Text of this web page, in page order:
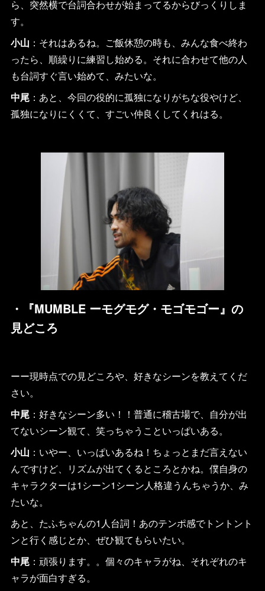
ら、突然横で台詞合わせが始まってるからびっくりしま
す。
小山 ：それはあるね。ご飯休憩の時も、みんな食べ終わ
ったら、順繰りに練習し始める。それに合わせて他の人
も台詞すぐ言い始めて、みたいな。
中尾：あと、今回の役的に孤独になりがちな役やけど、
孤独になりにくくて、すごい仲良くしてくれはる。
・『MUMBLE ーモグモグ・モゴモゴー』の
見どころ
ーー現時点での見どころや、好きなシーンを教えてくだ
さい。
中尾：好きなシーン多い！！普通に稽古場で、自分が出
てないシーン観て、笑っちゃうこといっぱいある。
小山 ：いやー、いっぱいあるね！ちょっとまだ言えない
んですけど、リズムが出てくるところとかね。僕自身の
キャラクターは1シーン1シーン人格違うんちゃうか、み
たいな。
あと、たふちゃんの1人台詞！あのテンポ感でトントント
ンと行く感じとか、ぜひ観てもらいたい。
中尾：頑張ります。。個々のキャラがね、それぞれのキ
ャラが面白すぎる。